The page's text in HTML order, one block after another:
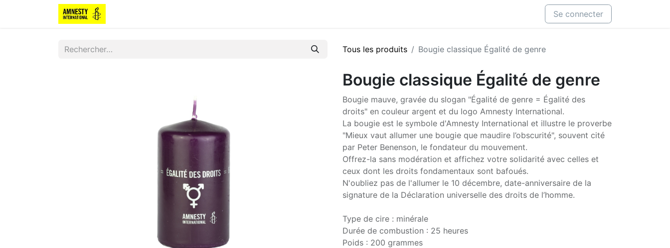
Se connecter
Tous les produits Bougie classique Égalité de genre
Bougie classique Égalité de genre
Bougie mauve, gravée du slogan "Égalité de genre = Égalité des
droits" en couleur argent et du logo Amnesty International.
La bougie est le symbole d'Amnesty International et illustre le proverbe
"Mieux vaut allumer une bougie que maudire l’obscurité", souvent cité
par Peter Benenson, le fondateur du mouvement.
Offrez-la sans modération et affichez votre solidarité avec celles et
ceux dont les droits fondamentaux sont bafoués.
N'oubliez pas de l'allumer le 10 décembre, date-anniversaire de la
signature de la Déclaration universelle des droits de l’homme.
Type de cire : minérale
Durée de combustion : 25 heures
Poids : 200 grammes